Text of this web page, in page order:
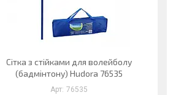
Сітка з стійками для волейболу
(бадмінтону) Hudora 76535
76535